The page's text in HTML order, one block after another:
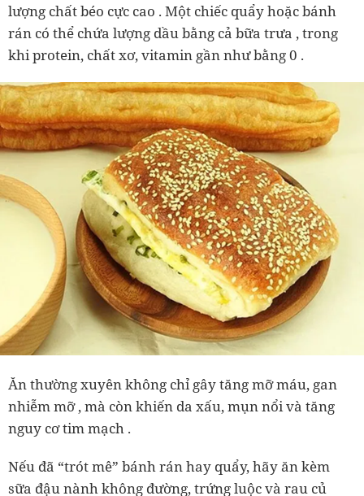
lượng chất béo cực cao . Một chiếc quẩy hoặc bánh
rán có thể chứa lượng dầu bằng cả bữa trưa , trong
khiprotein, chất xơ, vitamin gần như bằng 0 .
Ăn thường xuyên không chỉ gâytăng mỡ máu, gan
nhiễm mỡ, mà còn khiến da xấu, mụn nổi và tăng
nguy cơ tim mạch .
Nếu đã “trót mê” bánh rán hay quẩy, hãy ăn kèm
sữa đậu nành không đường, trứng luộc và rau củ